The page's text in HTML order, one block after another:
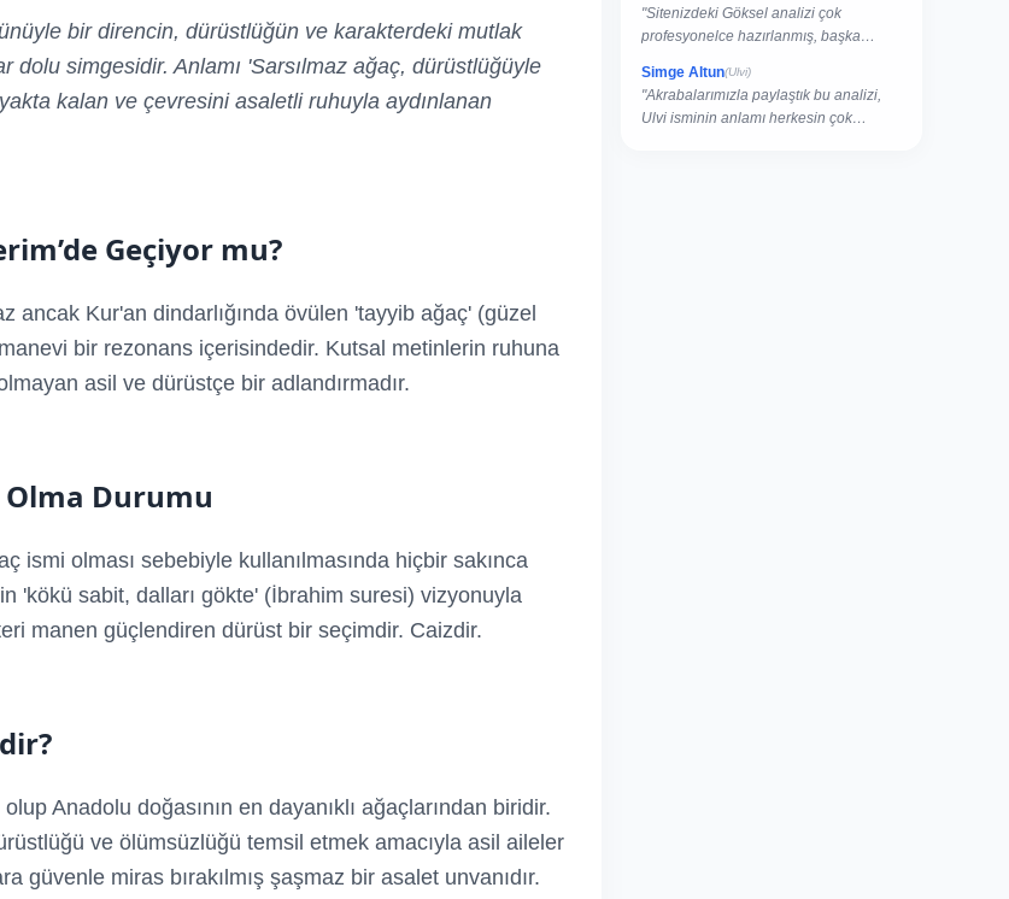
bir direncin, dürüstlüğün ve karakterdeki mutlak
dolu simgesidir. Anlamı 'Sarsılmaz ağaç, dürüstlüğüyle
kalan ve çevresini asaletli ruhuyla aydınlanan
Geçiyor mu?
ancak Kur'an dindarlığında övülen 'tayyib ağaç' (güzel
bir rezonans içerisindedir. Kutsal metinlerin ruhuna
asil ve dürüstçe bir adlandırmadır.
Durumu
ismi olması sebebiyle kullanılmasında hiçbir sakınca
'kökü sabit, dalları gökte' (İbrahim suresi) vizyonuyla
manen güçlendiren dürüst bir seçimdir. Caizdir.
Anadolu doğasının en dayanıklı ağaçlarından biridir.
ve ölümsüzlüğü temsil etmek amacıyla asil aileler
güvenle miras bırakılmış şaşmaz bir asalet unvanıdır.
"Sitenizdeki Göksel analizi çok
profesyonelce hazırlanmış, başka
Simge Altun(Ulvi)
"Akrabalarımızla paylaştık bu analizi,
Ulvi isminin anlamı herkesin çok